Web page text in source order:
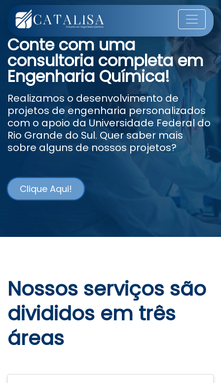
Conte com uma
consultoria completa em
Engenharia Química!
Realizamos o desenvolvimento de
projetos de engenharia personalizados
com o apoio da Universidade Federal do
Rio Grande do Sul. Quer saber mais
sobre alguns de nossos projetos?
Clique Aqui!
Nossos serviços são
divididos em três
áreas